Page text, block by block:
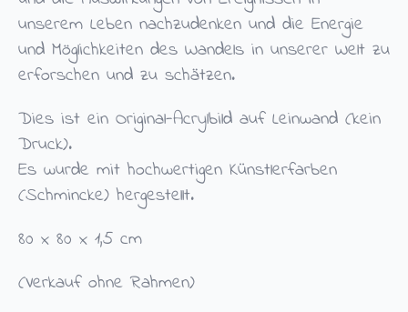
unserem Leben nachzudenken und die Energie
und Möglichkeiten des Wandels in unserer Welt zu
erforschen und zu schätzen.
Dies ist ein Original-Acrylbild auf Leinwand (kein
Druck).
Es wurde mit hochwertigen Künstlerfarben
(Schmincke) hergestellt.
80 x 80 x 1,5 cm
(Verkauf ohne Rahmen)